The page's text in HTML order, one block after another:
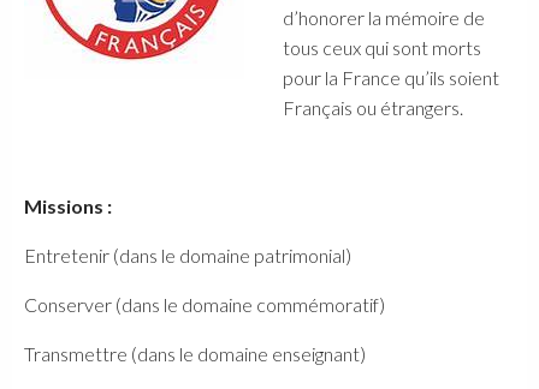
d’honorer la mémoire de
tous ceux qui sont morts
pour la France qu’ils soient
Français ou étrangers.
Missions :
Entretenir (dans le domaine patrimonial)
Conserver (dans le domaine commémoratif)
Transmettre (dans le domaine enseignant)